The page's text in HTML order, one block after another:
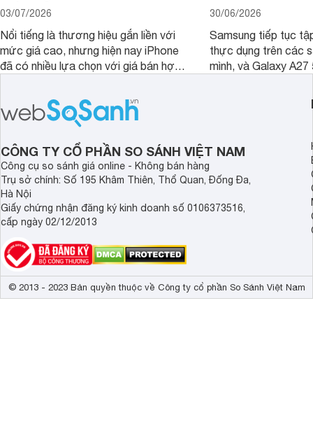
03/07/2026
Nổi tiếng là thương hiệu gắn liền với
mức giá cao, nhưng hiện nay iPhone
đã có nhiều lựa chọn với giá bán hợp
cận sản phẩm chính hãng.
30/06/2026
Samsung tiếp tục
thực dụng trên các
mình, và Galaxy
tới cho người dùng
lượng với nhiều
CÔNG TY CỔ PHẦN SO SÁNH VIỆT NAM
Công cụ so sánh giá online - Không bán hàng
Trụ sở chính: Số 195 Khâm Thiên, Thổ Quan, Đống Đa,
Hà Nội
Giấy chứng nhận đăng ký kinh doanh số 0106373516,
cấp ngày 02/12/2013
© 2013 - 2023 Bản quyền thuộc về Công ty cổ phần So Sánh Việt Nam